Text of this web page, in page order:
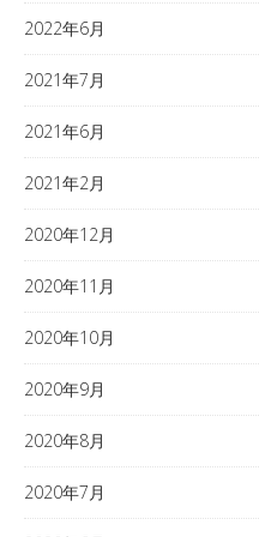
2022年6月
2021年7月
2021年6月
2021年2月
2020年12月
2020年11月
2020年10月
2020年9月
2020年8月
2020年7月